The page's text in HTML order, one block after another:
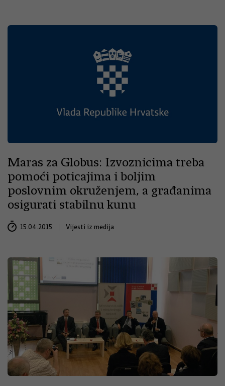
Maras za Globus: Izvoznicima treba
pomoći poticajima i boljim
poslovnim okruženjem, a građanima
osigurati stabilnu kunu
15.04.2015. Vijesti iz medija